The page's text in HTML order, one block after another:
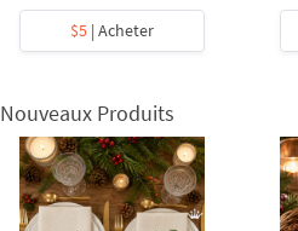
$5 | Acheter
Nouveaux Produits